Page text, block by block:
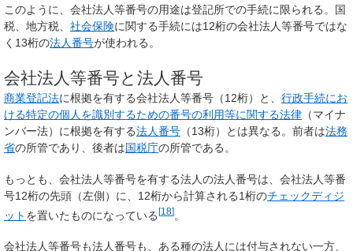
このように、会社法人等番号の用途は登記所での手続に限られる。国
税、地方税、 社会保険に関する手続には12桁の会社法人等番号ではな
く13桁の法人番号が使われる。
会社法人等番号と法人番号
商業登記法に根拠を有する会社法人等番号（12桁）と、 行政手続にお
ける特定の個人を識別するための番号の利用等に関する法律 （マイナ
ンバー法）に根拠を有する法人番号 （13桁）とは異なる。前者は法務
省の所管であり、後者は国税庁の所管である。
もっとも、会社法人等番号を有する法人の法人番号は、会社法人等番
号12桁の先頭（左側）に、12桁から計算される1桁のチェックディジ
ット を置いたものになっている[18]。
会社法人等番号も法人番号も、ある種の法人には付与されない一方、